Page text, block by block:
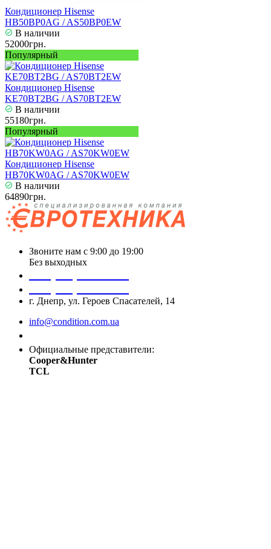
Кондиционер Hisense
HB50BP0AG / AS50BP0EW
В наличии
52000грн.
Популярный
Кондиционер Hisense
KE70BT2BG / AS70BT2EW
В наличии
55180грн.
Популярный
Кондиционер Hisense
HB70KW0AG / AS70KW0EW
В наличии
64890грн.
Звоните нам с 9:00 до 19:00
Без выходных
г. Днепр, ул. Героев Спасателей, 14
info@condition.com.ua
Официальные представители:
Cooper&Hunter
TCL